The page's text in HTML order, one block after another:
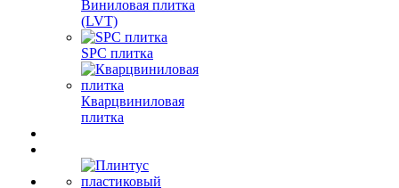
Виниловая плитка
(LVT)
SPC плитка
Кварцвиниловая
плитка